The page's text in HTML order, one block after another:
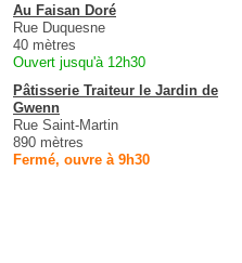
Au Faisan Doré
Rue Duquesne
40 mètres
Ouvert jusqu'à 12h30
Pâtisserie Traiteur le Jardin de
Gwenn
Rue Saint-Martin
890 mètres
Fermé, ouvre à 9h30